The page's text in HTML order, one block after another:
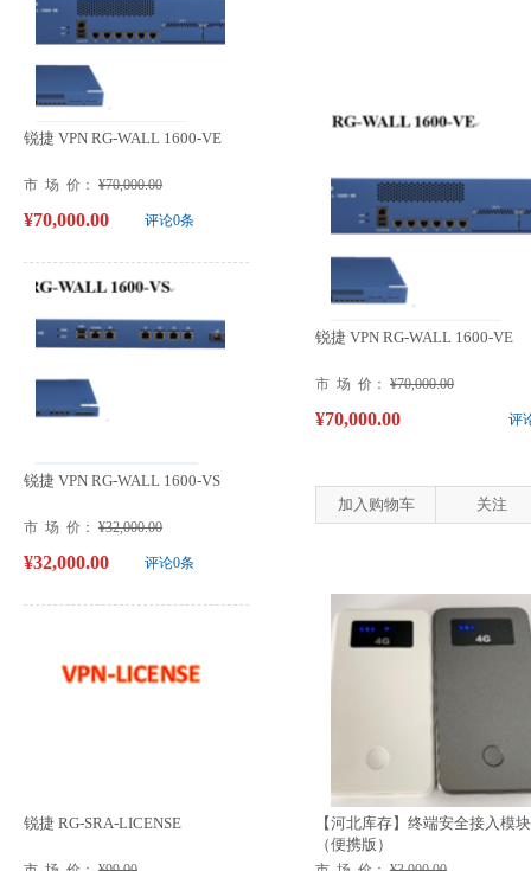
锐捷 VPN RG-WALL 1600-VE
市 场 价： ¥70,000.00
评论0条
¥70,000.00
锐捷 VPN RG-WALL 1600-VS
市 场 价： ¥32,000.00
评论0条
¥32,000.00
锐捷 RG-SRA-LICENSE
锐捷 VPN RG-WALL 1600-VE
市 场 价： ¥70,000.00
评
¥70,000.00
加入购物车 关注
【河北库存】终端安全接入模块
（便携版）